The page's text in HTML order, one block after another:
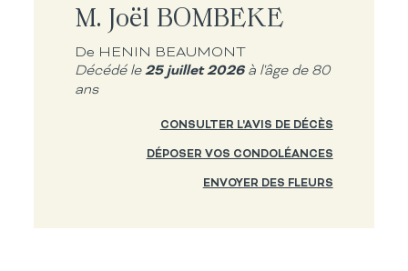
M. Joël BOMBEKE
De HENIN BEAUMONT
Décédé le25 juillet 2026à l'âge de 80
ans
CONSULTER L'AVIS DE DÉCÈS
DÉPOSER VOS CONDOLÉANCES
ENVOYER DES FLEURS